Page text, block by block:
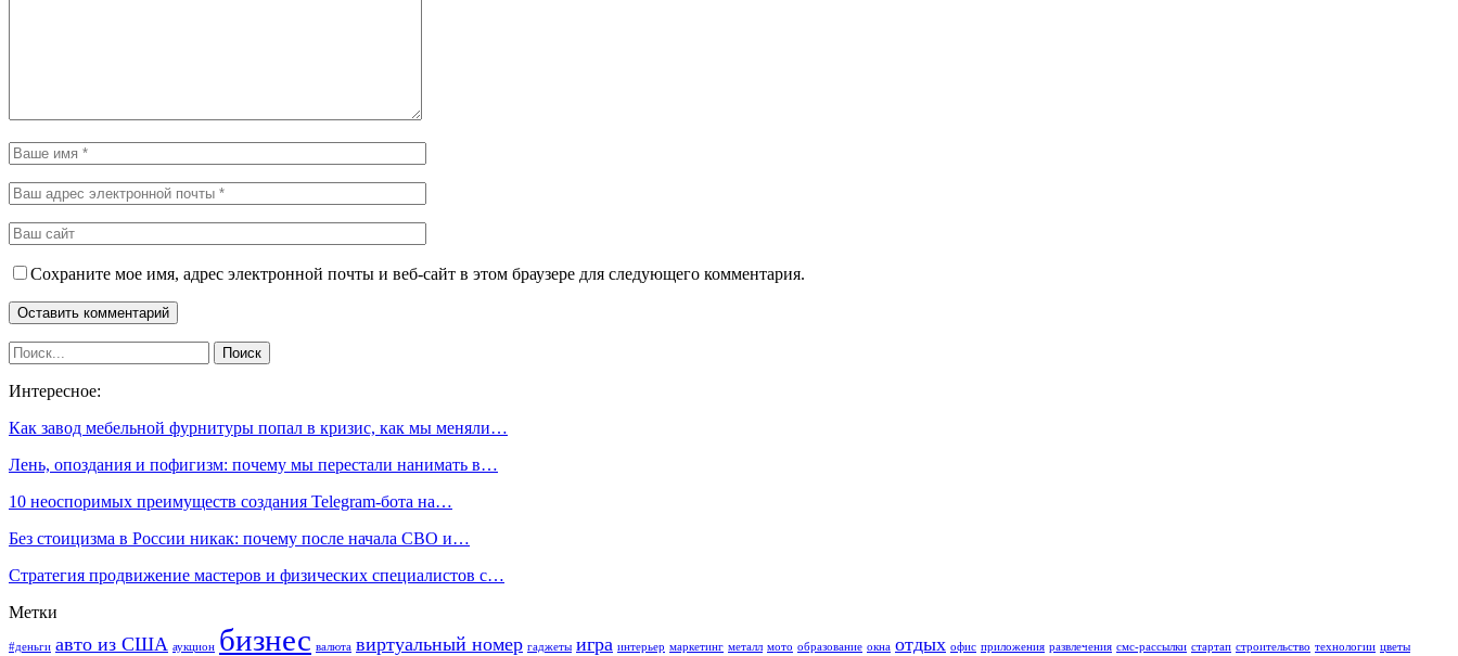
Сохраните мое имя, адрес электронной почты и веб-сайт в этом браузере для следующего комментария.
Интересное:
Как завод мебельной фурнитуры попал в кризис, как мы меняли…
Лень, опоздания и пофигизм: почему мы перестали нанимать в…
10 неоспоримых преимуществ создания Telegram-бота на…
Без стоицизма в России никак: почему после начала СВО и…
Стратегия продвижение мастеров и физических специалистов с…
Метки
#деньги авто из США аукцион бизнес валюта виртуальный номер гаджеты игра интерьер маркетинг металл мото образование окна отдых офис приложения развлечения смс-рассылки стартап строительство технологии цветы